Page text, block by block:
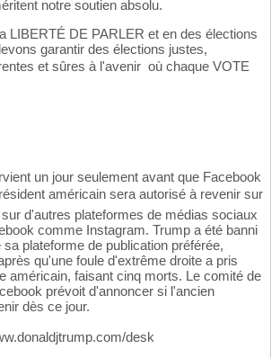
notre soutien absolu.
LIBERTÉ DE PARLER et en des élections
garantir des élections justes,
et sûres à l'avenir  où chaque VOTE
un jour seulement avant que Facebook
américain sera autorisé à revenir sur
d'autres plateformes de médias sociaux
comme Instagram. Trump a été banni
plateforme de publication préférée,
qu'une foule d'extrême droite a pris
américain, faisant cinq morts. Le comité de
prévoit d'annoncer si l'ancien
dès ce jour.
desk